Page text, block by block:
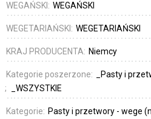
WEGAŃSKI: WEGAŃSKI
WEGETARIAŃSKI: WEGETARIAŃSKI
KRAJ PRODUCENTA: Niemcy
Kategorie poszerzone: _Pasty i
_WSZYSTKIE
Kategorie: Pasty i przetwory - wege